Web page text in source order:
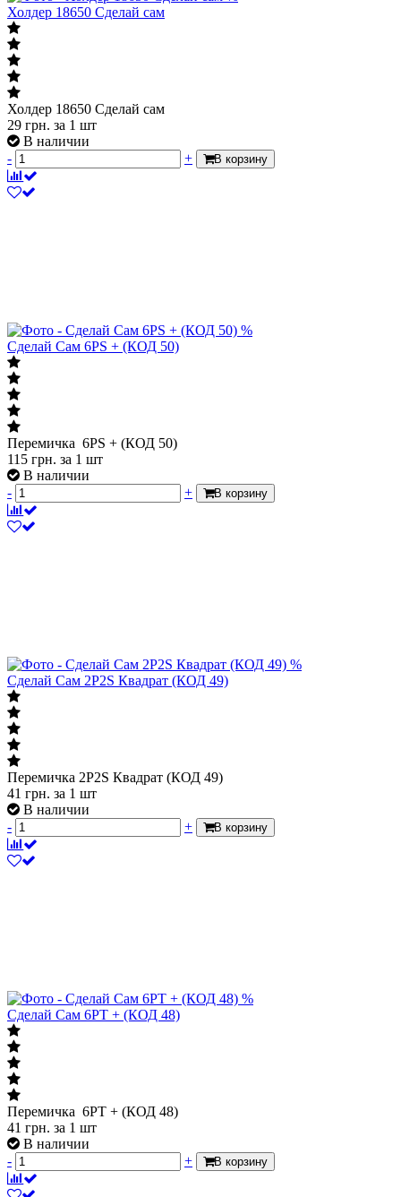
Холдер 18650 Сделай сам
Холдер 18650 Сделай сам
29 грн. за 1 шт
В наличии
-
+ В корзину
%
Сделай Сам 6PS + (КОД 50)
Перемичка 6PS + (КОД 50)
115 грн. за 1 шт
В наличии
-
+ В корзину
%
Сделай Сам 2P2S Квадрат (КОД 49)
Перемичка 2P2S Квадрат (КОД 49)
41 грн. за 1 шт
В наличии
-
+ В корзину
%
Сделай Сам 6PT + (КОД 48)
Перемичка 6PT + (КОД 48)
41 грн. за 1 шт
В наличии
-
+ В корзину